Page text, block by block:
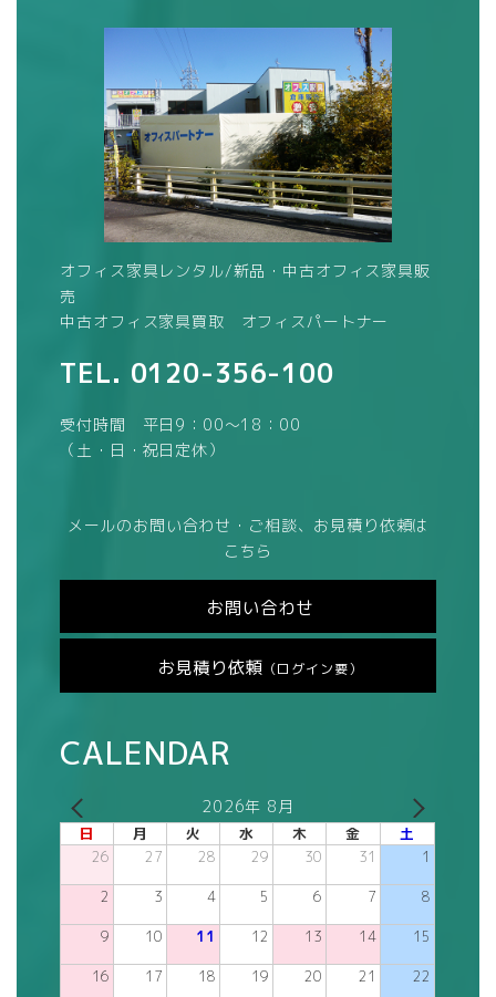
オフィス家具レンタル/新品・中古オフィス家具販
売
中古オフィス家具買取 オフィスパートナー
TEL. 0120-356-100
受付時間 平日9：00～18：00
（土・日・祝日定休）
メールのお問い合わせ・ご相談、お見積り依頼は
こちら
お問い合わせ
お見積り依頼 （ログイン要）
CALENDAR
2026年 8月
日 月 火 水 木 金 土
26 27 28 29 30 31 1
2 3 4 5 6 7 8
9 10 11 12 13 14 15
16 17 18 19 20 21 22